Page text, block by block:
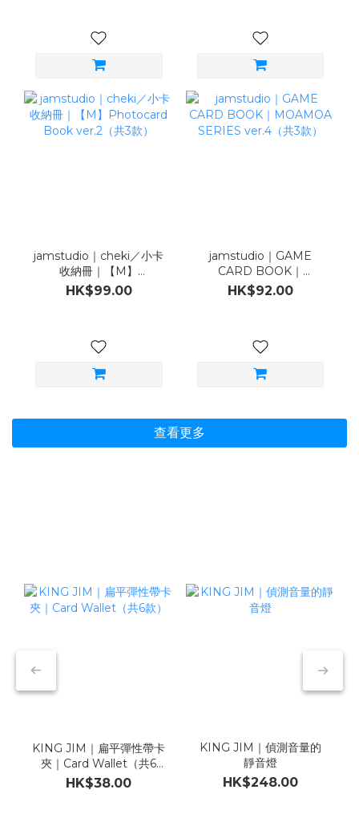
jamstudio｜cheki／小卡
收納冊｜【M】
Photocard Book
ver.2（共3款）
HK$99.00
jamstudio｜GAME
CARD BOOK｜
MOAMOA SERIES
ver.4（共3款）
HK$92.00
查看更多
KING JIM｜扁平彈性帶卡
夾｜Card Wallet（共6
款）
HK$38.00
KING JIM｜偵測音量的
靜音燈
HK$248.00